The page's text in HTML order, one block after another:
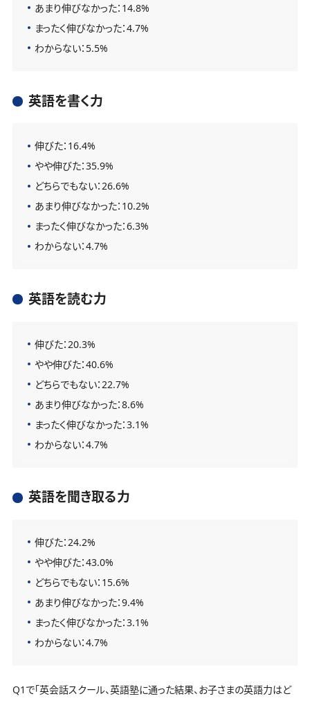
あまり伸びなかった：14.8%
まったく伸びなかった：4.7%
わからない：5.5%
英語を書く力
伸びた：16.4%
やや伸びた：35.9%
どちらでもない：26.6%
あまり伸びなかった：10.2%
まったく伸びなかった：6.3%
わからない：4.7%
英語を読む力
伸びた：20.3%
やや伸びた：40.6%
どちらでもない：22.7%
あまり伸びなかった：8.6%
まったく伸びなかった：3.1%
わからない：4.7%
英語を聞き取る力
伸びた：24.2%
やや伸びた：43.0%
どちらでもない：15.6%
あまり伸びなかった：9.4%
まったく伸びなかった：3.1%
わからない：4.7%
Q1で「英会話スクール、英語塾に通った結果、お子さまの英語力はど